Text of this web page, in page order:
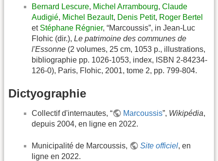
Bernard Lescure, Michel Arrambourg, Claude
Audigié, Michel Bezault, Denis Petit, Roger Bertel
et Stéphane Régnier, “Marcoussis”, in Jean-Luc
Flohic (dir.), Le patrimoine des communes de
l'Essonne (2 volumes, 25 cm, 1053 p., illustrations,
bibliographie pp. 1026-1053, index, ISBN 2-84234-
126-0), Paris, Flohic, 2001, tome 2, pp. 799-804.
Dictyographie
Collectif d'internautes, “ Marcoussis”, Wikipédia,
depuis 2004, en ligne en 2022.
Municipalité de Marcoussis, Site officiel, en
ligne en 2022.